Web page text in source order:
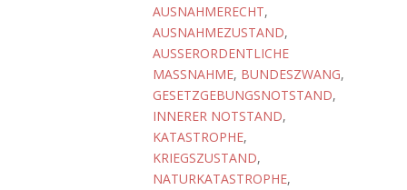
AUSNAHMERECHT,
AUSNAHMEZUSTAND,
AUSSERORDENTLICHE
MASSNAHME, BUNDESZWANG,
GESETZGEBUNGSNOTSTAND,
INNERER NOTSTAND,
KATASTROPHE,
KRIEGSZUSTAND,
NATURKATASTROPHE,